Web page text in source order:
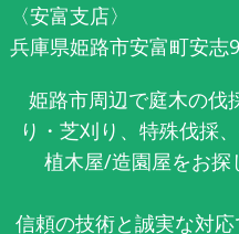
〈安富支店〉
兵庫県姫路市安富町安志
姫路市周辺で庭木の伐
り・芝刈り、特殊伐採
植木屋/造園屋をお探
信頼の技術と誠実な対